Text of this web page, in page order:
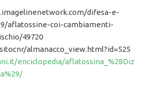
difesa-e-
aflatossine-coi-cambiamenti-
49720
almanacco_view.html?id=525
enciclopedia/aflatossina_%28Diz